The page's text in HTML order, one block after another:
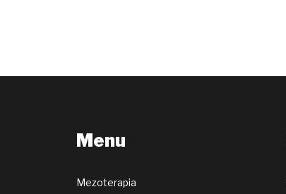
Menu
Mezoterapia